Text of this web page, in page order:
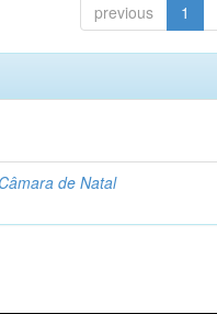
previous 1
de Natal